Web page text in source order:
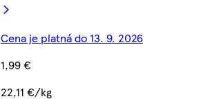
Cena je platná do 13. 9. 2026
1,99 €
22,11 €/kg